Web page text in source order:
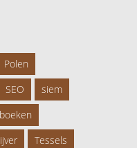
Polen
SEO
siem
Tessels